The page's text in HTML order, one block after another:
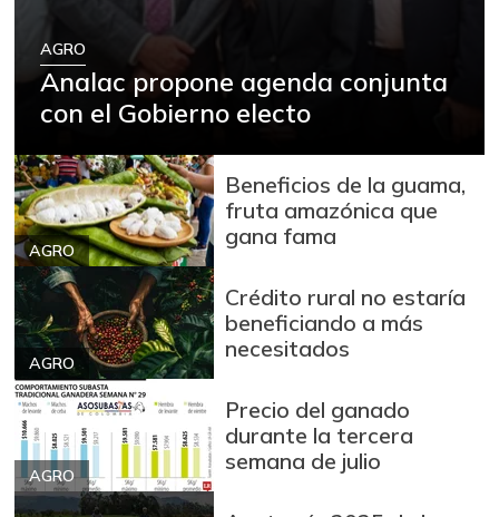
AGRO
Analac propone agenda conjunta
con el Gobierno electo
AGRO
Beneficios de la guama,
fruta amazónica que
gana fama
AGRO
Crédito rural no estaría
beneficiando a más
necesitados
AGRO
Precio del ganado
durante la tercera
semana de julio